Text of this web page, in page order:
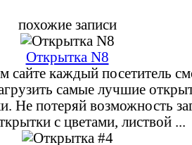
похожие записи
Открытка N8
сайте каждый посетитель
самые лучшие
Не потеряй возможность
с цветами, листвой ...